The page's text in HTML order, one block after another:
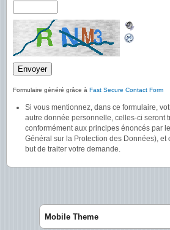
Formulaire généré grâce à Fast Secure Contact Form
Si vous mentionnez, dans ce formulaire,
autre donnée personnelle, celles-ci seront
conformément aux principes énoncés par
Général sur la Protection des Données), et
but de traiter votre demande.
Mobile Theme